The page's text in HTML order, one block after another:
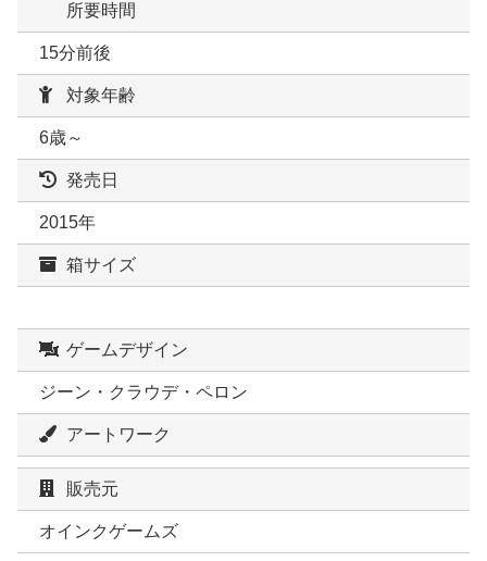
所要時間
15分前後
対象年齢
6歳～
発売日
2015年
箱サイズ
ゲームデザイン
ジーン・クラウデ・ペロン
アートワーク
販売元
オインクゲームズ